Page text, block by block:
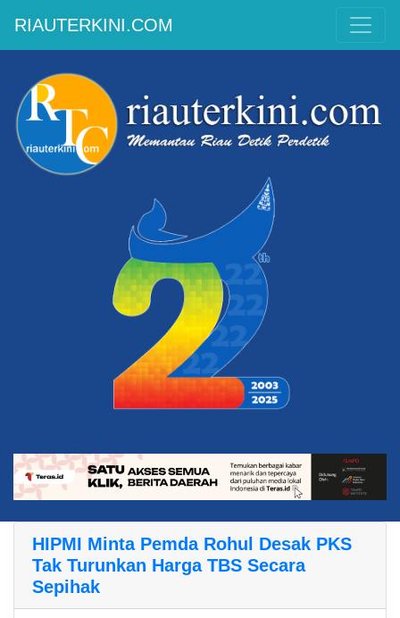
RIAUTERKINI.COM
HIPMI Minta Pemda Rohul Desak PKS
Tak Turunkan Harga TBS Secara
Sepihak